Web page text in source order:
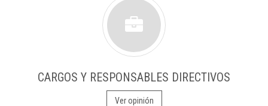
CARGOS Y RESPONSABLES DIRECTIVOS
Ver opinión